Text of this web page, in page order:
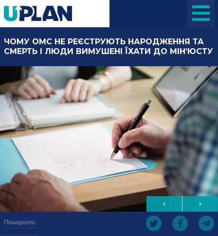
Поширити:
ЧОМУ ОМС НЕ РЕЄСТРУЮТЬ НАРОДЖЕННЯ ТА
СМЕРТЬ І ЛЮДИ ВИМУШЕНІ ЇХАТИ ДО МІН’ЮСТУ